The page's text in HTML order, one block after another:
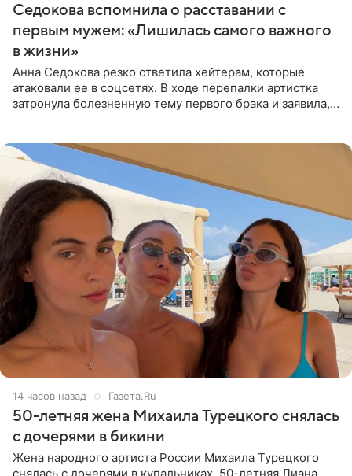
Седокова вспомнила о расставании с
первым мужем: «Лишилась самого важного
в жизни»
Анна Седокова резко ответила хейтерам, которые
атаковали ее в соцсетях. В ходе перепалки артистка
затронула болезненную тему первого брака и заявила,
14 часов назад Газета.Ru
50-летняя жена Михаила Турецкого снялась
с дочерями в бикини
Жена народного артиста России Михаила Турецкого